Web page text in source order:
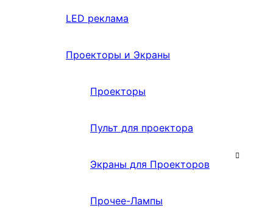
LED реклама
Проекторы и Экраны
Проекторы
Пульт для проектора
Экраны для Проекторов
Прочее-Лампы